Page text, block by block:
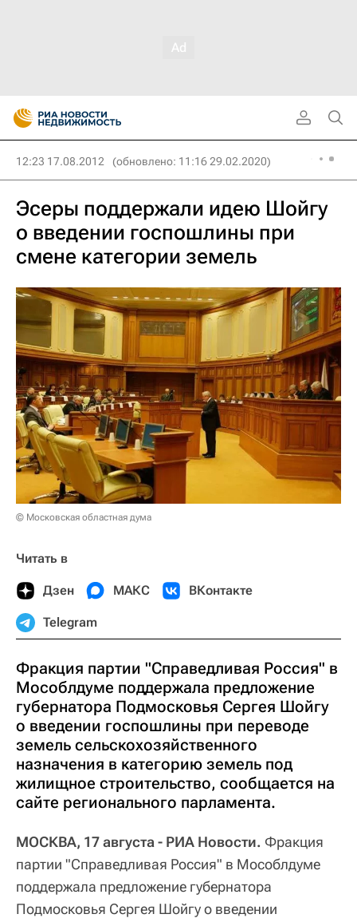
12:23 17.08.2012 (обновлено: 11:16 29.02.2020)
Эсеры поддержали идею Шойгу
о введении госпошлины при
смене категории земель
© Московская областная дума
Читать в
Дзен МАКС ВКонтакте
Telegram
Фракция партии "Справедливая Россия" в
Мособлдуме поддержала предложение
губернатора Подмосковья Сергея Шойгу
о введении госпошлины при переводе
земель сельскохозяйственного
назначения в категорию земель под
жилищное строительство, сообщается на
сайте регионального парламента.
МОСКВА, 17 августа - РИА Новости. Фракция
партии "Справедливая Россия" в Мособлдуме
поддержала предложение губернатора
Подмосковья Сергея Шойгу о введении